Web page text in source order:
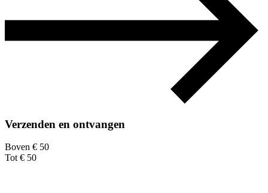
Verzenden en ontvangen
Boven € 50
Tot € 50